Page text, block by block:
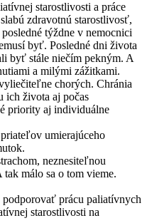
starostlivosti a práce
zdravotnú starostlivosť,
týždne v nemocnici
byť. Posledné dni života
byť stále niečím pekným. A
a milými zážitkami.
chorých. Chránia
ich života aj počas
priority aj individuálne
umierajúceho
neznesiteľnou
málo sa o tom vieme.
prácu paliatívnych
starostlivosti na